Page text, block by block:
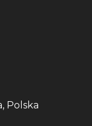
Polska